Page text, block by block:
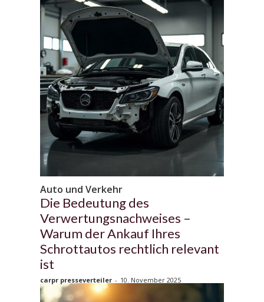
Auto und Verkehr
Die Bedeutung des
Verwertungsnachweises –
Warum der Ankauf Ihres
Schrottautos rechtlich relevant
ist
carpr presseverteiler - 10. November 2025